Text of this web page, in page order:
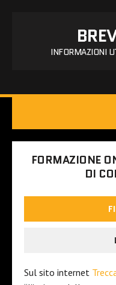
INFORMAZIONI
FORMAZIONE
DI
Sul sito internet